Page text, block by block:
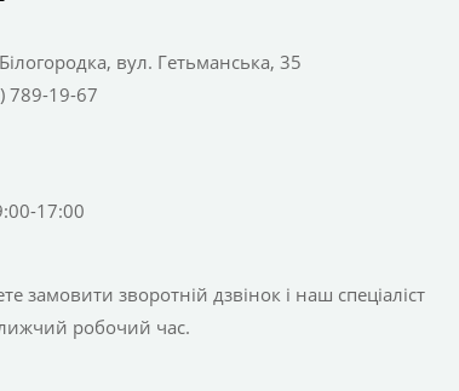
вул. Гетьманська, 35
789-19-67
17:00
замовити зворотній дзвінок і наш спеціаліст
робочий час.